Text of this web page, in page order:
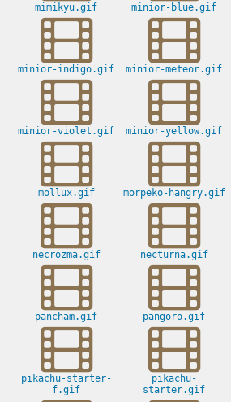
mimikyu.gif minior-blue.gif
minior-indigo.gif minior-meteor.gif
minior-violet.gif minior-yellow.gif
mollux.gif morpeko-hangry.gif
necrozma.gif necturna.gif
pancham.gif pangoro.gif
pikachu-starter-
f.gif
pikachu-
starter.gif